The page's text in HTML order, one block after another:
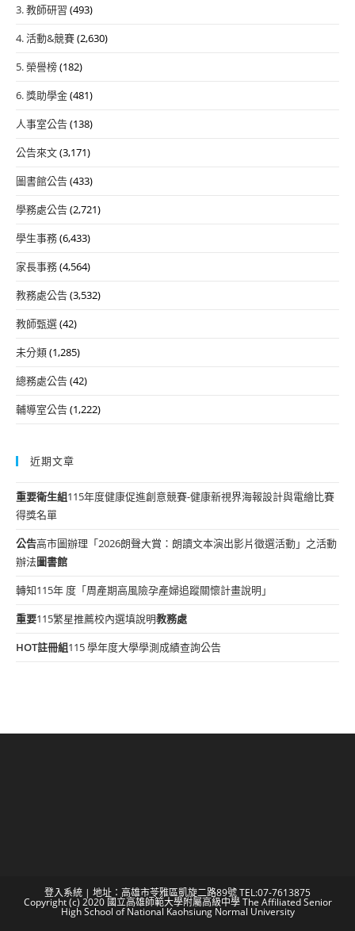
3. 教師研習 (493)
4. 活動&競賽(2,630)
5. 榮譽榜(182)
6. 獎助學金(481)
人事室公告(138)
公告來文(3,171)
圖書館公告(433)
學務處公告(2,721)
學生事務(6,433)
家長事務(4,564)
教務處公告(3,532)
教師甄選(42)
未分類(1,285)
總務處公告(42)
輔導室公告(1,222)
近期文章
重要衛生組115年度健康促進創意競賽-健康新視界海報設計與電繪比賽
得獎名單
公告高市圖辦理「2026朗聲大賞：朗讀文本演出影片徵選活動」之活動
辦法圖書館
轉知115年 度「周產期高風險孕產婦追蹤關懷計畫說明」
重要115繁星推薦校內選填說明教務處
HOT註冊組115 學年度大學學測成績查詢公告
登入系統 | 地址：高雄市苓雅區凱旋二路89號 TEL:07-7613875
Copyright (c) 2020 國立高雄師範大學附屬高級中學 The Affiliated Senior
High School of National Kaohsiung Normal University